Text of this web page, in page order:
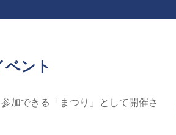
ント
加できる「まつり」として開催さ